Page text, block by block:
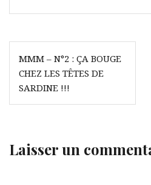
Navigation
de
l’article
MMM – N°2 : ÇA BOUGE
CHEZ LES TÊTES DE
SARDINE !!!
Laisser un